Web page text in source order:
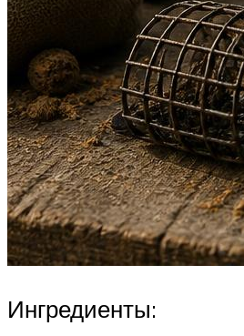
Ингредиенты: